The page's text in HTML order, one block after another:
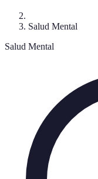
Salud Mental
Salud Mental